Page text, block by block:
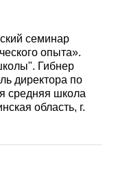
семинар
опыта».
Гибнер
директора по
средняя школа
область, г.